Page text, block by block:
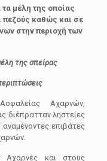
μέλη της οποίας
πεζούς καθώς και σε
στην περιοχή των
της σπείρας
Αχαρνών,
διέπρατταν ληστείες
επιβάτες
Αχαρνές και στους